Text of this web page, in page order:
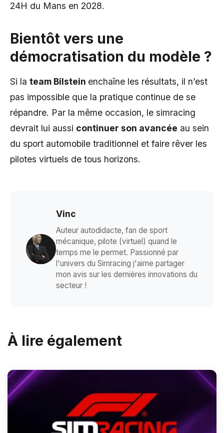
24H du Mans en 2028.
Bientôt vers une
démocratisation du modèle ?
Si la team Bilstein enchaîne les résultats, il n’est
pas impossible que la pratique continue de se
répandre. Par la même occasion, le simracing
devrait lui aussi continuer son avancée au sein
du sport automobile traditionnel et faire rêver les
pilotes virtuels de tous horizons.
Vinc
Auteur autodidacte, fan de sport
mécanique, pilote (virtuel) quand le
temps me le permet. Passionné par
l'univers du Simracing j'aime partager
mon avis sur les dernières innovations du
secteur !
À lire également